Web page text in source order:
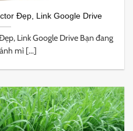
Đẹp, Link Google Drive
Link Google Drive Bạn đang
mì [...]